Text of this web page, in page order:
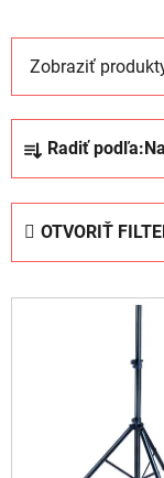
Zobraziť
e
Radiť podľa:
OTVORIŤ
V